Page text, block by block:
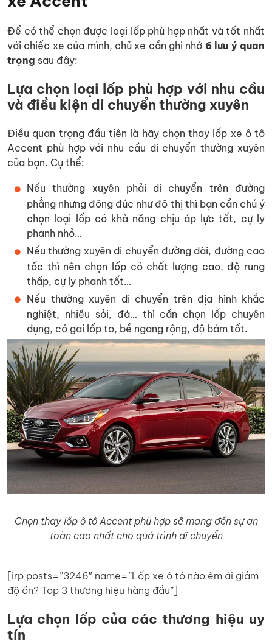
Để có thể chọn được loại lốp phù hợp nhất và tốt nhất
với chiếc xe của mình, chủ xe cần ghi nhớ 6 lưu ý quan
trọng sau đây:
Lựa chọn loại lốp phù hợp với nhu cầu
và điều kiện di chuyển thường xuyên
Điều quan trọng đầu tiên là hãy chọn thay lốp xe ô tô
Accent phù hợp với nhu cầu di chuyển thường xuyên
của bạn. Cụ thể:
Nếu thường xuyên phải di chuyển trên đường
phẳng nhưng đông đúc như đô thị thì bạn cần chú ý
chọn loại lốp có khả năng chịu áp lực tốt, cự ly
phanh nhỏ…
Nếu thường xuyên di chuyển đường dài, đường cao
tốc thì nên chọn lốp có chất lượng cao, độ rung
thấp, cự ly phanh tốt…
Nếu thường xuyên di chuyển trên địa hình khắc
nghiệt, nhiều sỏi, đá… thì cần chọn lốp chuyên
dụng, có gai lốp to, bề ngang rộng, độ bám tốt.
Chọn thay lốp ô tô Accent phù hợp sẽ mang đến sự an
toàn cao nhất cho quá trình di chuyển
[irp posts=”3246″ name=”Lốp xe ô tô nào êm ái giảm
độ ồn? Top 3 thương hiệu hàng đầu”]
Lựa chọn lốp của các thương hiệu uy
tín